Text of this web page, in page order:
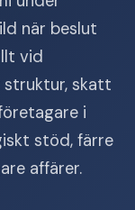
när beslut
vid
skatt
i
stöd, färre
affärer.